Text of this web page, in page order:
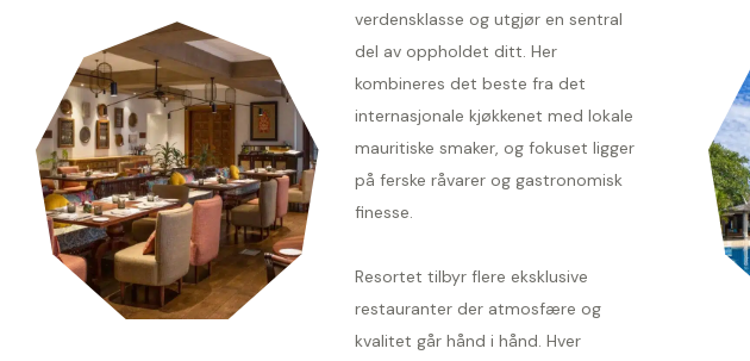
verdensklasse og utgjør en sentral
del av oppholdet ditt. Her
kombineres det beste fra det
internasjonale kjøkkenet med lokale
mauritiske smaker, og fokuset ligger
på ferske råvarer og gastronomisk
finesse.
Resortet tilbyr flere eksklusive
restauranter der atmosfære og
kvalitet går hånd i hånd. Hver